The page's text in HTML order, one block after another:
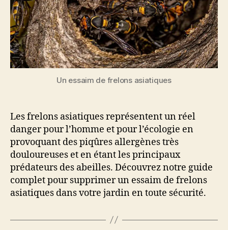
Un essaim de frelons asiatiques
Les frelons asiatiques représentent un réel
danger pour l’homme et pour l’écologie en
provoquant des piqûres allergènes très
douloureuses et en étant les principaux
prédateurs des abeilles. Découvrez notre guide
complet pour supprimer un essaim de frelons
asiatiques dans votre jardin en toute sécurité.